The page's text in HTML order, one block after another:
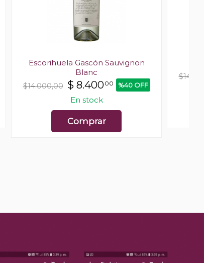
Escorihuela Gascón Sauvignon
Blanc
$14.000,00 $ 8.40000 %40 OFF
En stock
Comprar